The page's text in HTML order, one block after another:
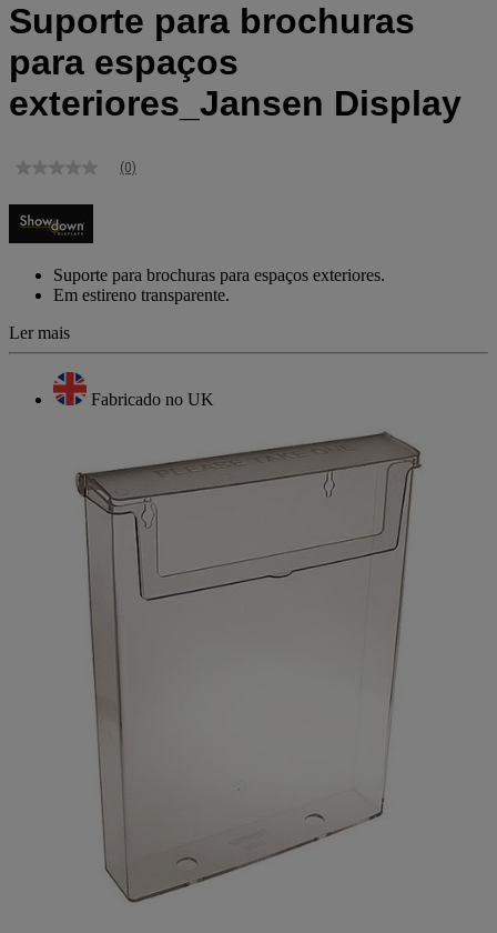
Suporte para brochuras
para espaços
exteriores_Jansen Display
Sem
de
classificação
Link
mesma
(0)
Suporte para brochuras para espaços exteriores.
Em estireno transparente.
Ler mais
Fabricado no UK